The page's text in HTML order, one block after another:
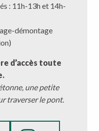
: 11h-13h et 14h-
démontage
d’accès toute
une petite
traverser le pont.